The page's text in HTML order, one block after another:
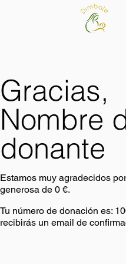
Gracias,
Nombre
donante
Estamos muy agradecidos
generosa de 0 €.
Tu número de donación es:
recibirás un email de